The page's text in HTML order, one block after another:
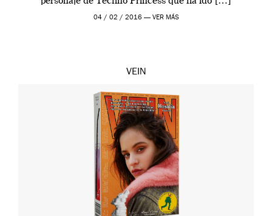
04 / 02 / 2016 — VER MÁS
VEIN